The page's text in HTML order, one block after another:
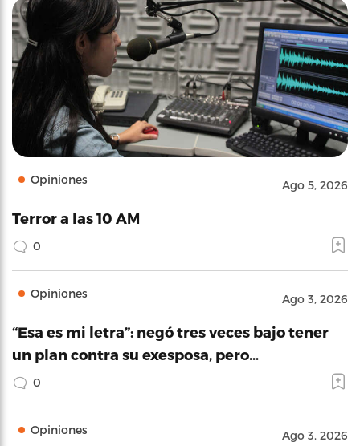
Opiniones Ago 5, 2026
Terror a las 10 AM
0
Opiniones Ago 3, 2026
“Esa es mi letra”: negó tres veces bajo tener
un plan contra su exesposa, pero…
0
Opiniones Ago 3, 2026